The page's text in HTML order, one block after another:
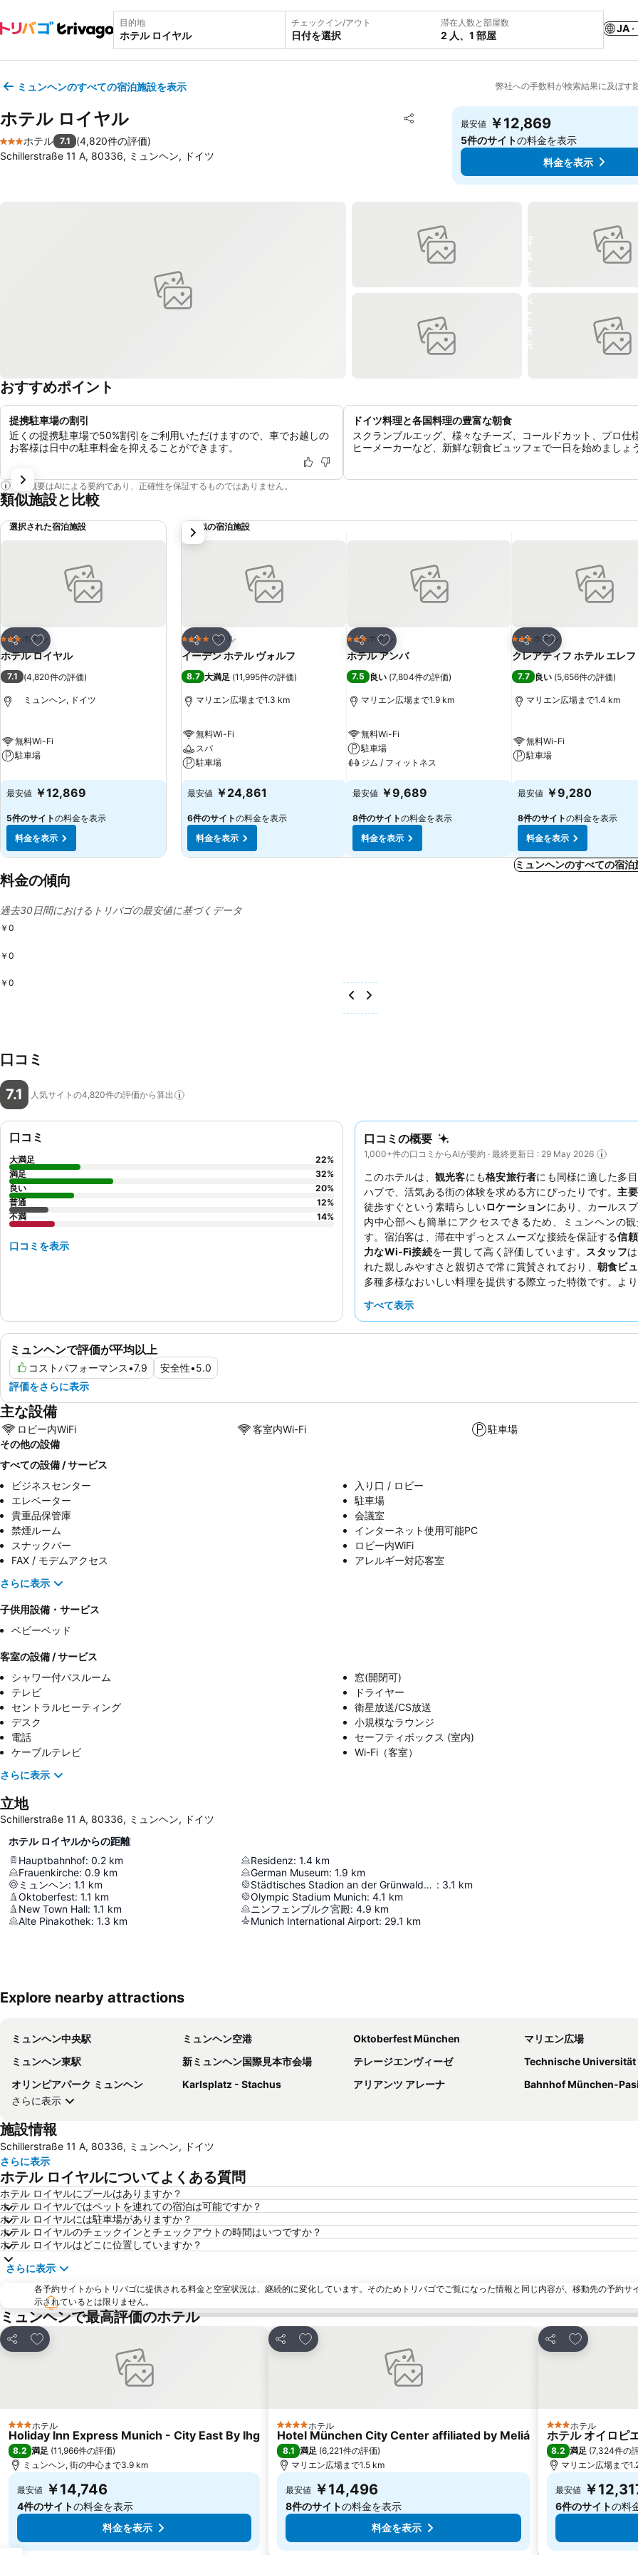
目的地 チェックイン/アウト
日付を選択
滞在人数と部屋数
2 人、1 部屋
JA ·
ミュンヘンのすべての宿泊施設を表示 弊社への手数料が検索結果に及ぼす
ホテル ロイヤル シェア
お気に入りに追加
3 ホテルのランク
ホテル 7.1 (4,820件の評価)
Schillerstraße 11 A, 80336, ミュンヘン, ドイツ
最安値 ￥12,869
5件のサイトの料金を表示
料金を表示
おすすめポイント
提携駐車場の割引
近くの提携駐車場で50%割引をご利用いただけますので、車でお越しの
お客様は日中の駐車料金を抑えることができます。
ドイツ料理と各国料理の豊富な朝食
スクランブルエッグ、様々なチーズ、コールドカット、プロ仕
ヒーメーカーなど、新鮮な朝食ビュッフェで一日を始めましょう
この概要はAIによる要約であり、正確性を保証するものではありません。
類似施設と比較
選択された宿泊施設
シェア
お気に入りに追加
3 ホテルのランク
ホテル
ホテル ロイヤル
7.1 (4,820件の評価)
ミュンヘン, ドイツ
無料Wi-Fi
駐車場
最安値 ￥12,869
5件のサイトの料金を表示
料金を表示
類似の宿泊施設
シェア
お気に入りに追加
4 ホテルのランク
ホテル
イーデン ホテル ヴォルフ
8.7 大満足 (11,995件の評価)
マリエン広場まで1.3 km
無料Wi-Fi
スパ
駐車場
最安値 ￥24,861
6件のサイトの料金を表示
料金を表示
シェア
お気に入りに追加
3 ホテルのランク
ホテル
ホテル アンバ
7.5 良い (7,804件の評価)
マリエン広場まで1.9 km
無料Wi-Fi
駐車場
ジム / フィットネス
最安値 ￥9,689
8件のサイトの料金を表示
料金を表示
シェア
お気に入りに追加
3 ホテルのランク
ホテル
クレアティフ ホテル エレフ
7.7 良い (5,656件の評価)
マリエン広場まで1.4 km
無料Wi-Fi
駐車場
最安値 ￥9,280
8件のサイトの料金を表示
料金を表示
次
ミュンヘンのすべての宿泊
料金の傾向
過去30日間におけるトリバゴの最安値に基づくデータ
￥0
￥0
￥0
口コミ
7.1 人気サイトの4,820件の評価から算出
口コミの概要
1,000+件の口コミからAIが要約 · 最終更新日 : 29 May 2026
このホテルは、 観光客にも格安旅行者にも同様に適した多
ハブで、活気ある街の体験を求める方にぴったりです。 主
徒歩すぐという素晴らしいロケーションにあり、カールス
内中心部へも簡単にアクセスできるため、ミュンヘンの
す。宿泊客は、滞在中ずっとスムーズな接続を保証する信
力なWi-Fi接続を一貫して高く評価しています。 スタッフ
れた親しみやすさと親切さで常に賞賛されており、 朝食ビ
多種多様なおいしい料理を提供する際立った特徴です。よ
う。
すべて表示
ミュンヘンで評価が平均以上
コストパフォーマンス•7.9 安全性•5.0
評価をさらに表示
口コミ
大満足 22%
満足
32%
良い
20%
普通
12%
不満
14%
口コミを表示
主な設備
ロビー内WiFi 客室内Wi-Fi
駐車場
その他の設備
すべての設備 / サービス
ビジネスセンター
入り口 / ロビー
エレベーター
駐車場
貴重品保管庫
会議室
禁煙ルーム
インターネット使用可能PC
スナックバー
ロビー内WiFi
FAX / モデムアクセス
アレルギー対応客室
さらに表示
子供用設備・サービス
ベビーベッド
客室の設備 / サービス
シャワー付バスルーム
窓(開閉可)
テレビ
ドライヤー
セントラルヒーティング
衛星放送/CS放送
デスク
小規模なラウンジ
電話
セーフティボックス (室内)
ケーブルテレビ
Wi-Fi（客室）
さらに表示
立地
Schillerstraße 11 A, 80336, ミュンヘン, ドイツ
ホテル ロイヤルからの距離
Hauptbahnhof: 0.2 km
Frauenkirche: 0.9 km
ミュンヘン: 1.1 km
Oktoberfest: 1.1 km
New Town Hall: 1.1 km
Alte Pinakothek: 1.3 km
Residenz: 1.4 km
German Museum: 1.9 km
Städtisches Stadion an der Grünwalder Straße : 3.1 km
Olympic Stadium Munich: 4.1 km
ニンフェンブルク宮殿: 4.9 km
Munich International Airport: 29.1 km
Explore nearby attractions
ミュンヘン中央駅 ミュンヘン空港 Oktoberfest München
マリエン広場
ミュンヘン東駅
新ミュンヘン国際見本市会場 テレージエンヴィーゼ
Technische
オリンピアパーク ミュンヘン
Karlsplatz - Stachus アリアンツ アレーナ
Bahnhof München-
さらに表示
施設情報
Schillerstraße 11 A, 80336, ミュンヘン, ドイツ
さらに表示
ホテル ロイヤルについてよくある質問
ホテル ロイヤルにプールはありますか？
ホテル ロイヤルではペットを連れての宿泊は可能ですか？
ホテル ロイヤルには駐車場がありますか？
ホテル ロイヤルのチェックインとチェックアウトの時間はいつですか？
ホテル ロイヤルはどこに位置していますか？
さらに表示
各予約サイトからトリバゴに提供される料金と空室状況は、継続的に変化しています。そのためトリバゴでご覧になった情報と同じ内容が、移動先の予約サ
示されているとは限りません。
ミュンヘンで最高評価のホテル
シェア
お気に入りに追加
3 ホテルのランク
ホテル
Holiday Inn Express Munich - City East By Ihg
8.2 満足 (11,966件の評価)
ミュンヘン, 街の中心まで3.9 km
最安値 ￥14,746
4件のサイトの料金を表示
料金を表示
シェア
お気に入りに追加
4 ホテルのランク
ホテル
Hotel München City Center affiliated by Meliá
8.1 満足 (6,221件の評価)
マリエン広場まで1.5 km
最安値 ￥14,496
8件のサイトの料金を表示
料金を表示
シェア
お気に入りに
3 ホテルのランク
ホテル
ホテル オイロピ
8.2 満足 (7,324件の
マリエン広場まで
最安値 ￥
6件のサイトの料